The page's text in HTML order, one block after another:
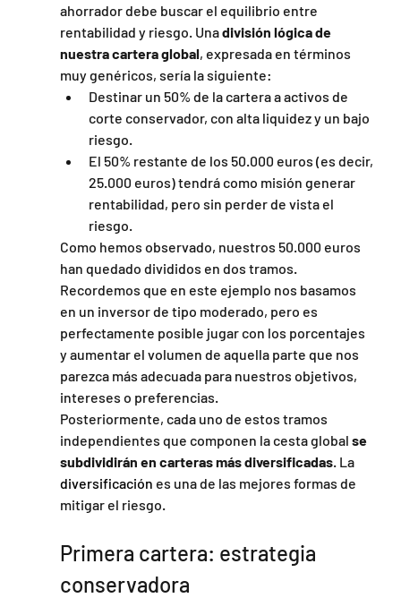
ahorrador debe buscar el equilibrio entre
rentabilidad y riesgo. Una división lógica de
nuestra cartera global, expresada en términos
muy genéricos, sería la siguiente:
Destinar un 50% de la cartera a activos de
corte conservador, con alta liquidez y un bajo
riesgo.
El 50% restante de los 50.000 euros (es decir,
25.000 euros) tendrá como misión generar
rentabilidad, pero sin perder de vista el
riesgo.
Como hemos observado, nuestros 50.000 euros
han quedado divididos en dos tramos.
Recordemos que en este ejemplo nos basamos
en un inversor de tipo moderado, pero es
perfectamente posible jugar con los porcentajes
y aumentar el volumen de aquella parte que nos
parezca más adecuada para nuestros objetivos,
intereses o preferencias.
Posteriormente, cada uno de estos tramos
independientes que componen la cesta global se
subdividirán en carteras más diversificadas. La
diversificación es una de las mejores formas de
mitigar el riesgo.
Primera cartera: estrategia
conservadora